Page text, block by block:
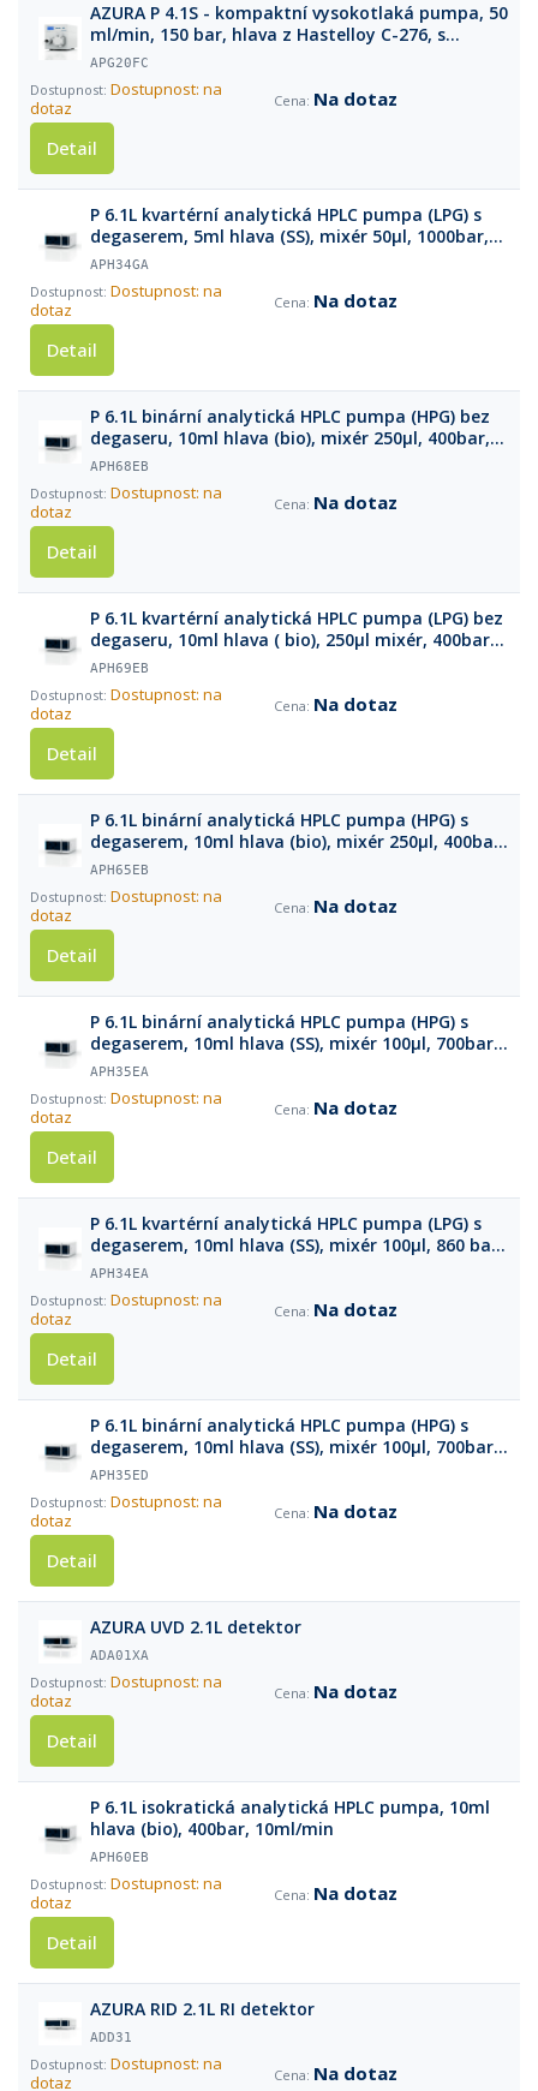
AZURA P 4.1S - kompaktní vysokotlaká pumpa, 50
ml/min, 150 bar, hlava z Hastelloy C-276, s
tlakovým senzorem
APG20FC
Dostupnost: na
dotaz
Na dotaz
Detail
P 6.1L kvartérní analytická HPLC pumpa (LPG) s
degaserem, 5ml hlava (SS), mixér 50µl, 1000bar,
5ml/min
APH34GA
Dostupnost: na
dotaz
Na dotaz
Detail
P 6.1L binární analytická HPLC pumpa (HPG) bez
degaseru, 10ml hlava (bio), mixér 250µl, 400bar,
10ml/min
APH68EB
Dostupnost: na
dotaz
Na dotaz
Detail
P 6.1L kvartérní analytická HPLC pumpa (LPG) bez
degaseru, 10ml hlava ( bio), 250µl mixér, 400bar,
10ml/min
APH69EB
Dostupnost: na
dotaz
Na dotaz
Detail
P 6.1L binární analytická HPLC pumpa (HPG) s
degaserem, 10ml hlava (bio), mixér 250µl, 400bar,
10ml/min
APH65EB
Dostupnost: na
dotaz
Na dotaz
Detail
P 6.1L binární analytická HPLC pumpa (HPG) s
degaserem, 10ml hlava (SS), mixér 100µl, 700bar,
10ml/min
APH35EA
Dostupnost: na
dotaz
Na dotaz
Detail
P 6.1L kvartérní analytická HPLC pumpa (LPG) s
degaserem, 10ml hlava (SS), mixér 100µl, 860 bar,
5ml/min
APH34EA
Dostupnost: na
dotaz
Na dotaz
Detail
P 6.1L binární analytická HPLC pumpa (HPG) s
degaserem, 10ml hlava (SS), mixér 100µl, 700bar,
10ml/min (optimalizovaná pro normální fázi)
APH35ED
Dostupnost: na
dotaz
Na dotaz
Detail
AZURA UVD 2.1L detektor
ADA01XA
Dostupnost: na
dotaz
Na dotaz
Detail
P 6.1L isokratická analytická HPLC pumpa, 10ml
hlava (bio), 400bar, 10ml/min
APH60EB
Dostupnost: na
dotaz
Na dotaz
Detail
AZURA RID 2.1L RI detektor
ADD31
Dostupnost: na
dotaz
Na dotaz